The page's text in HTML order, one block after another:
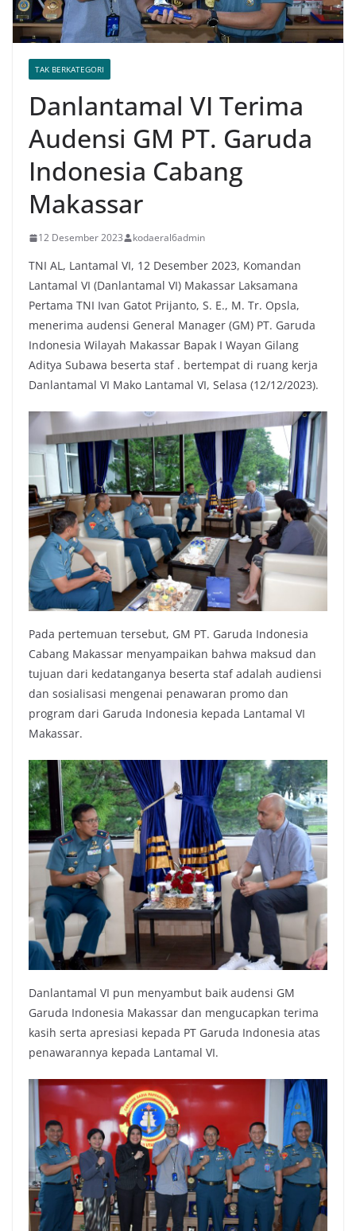
TAK BERKATEGORI
Danlantamal VI Terima
Audensi GM PT. Garuda
Indonesia Cabang
Makassar
12 Desember 2023 kodaeral6admin
TNI AL, Lantamal VI, 12 Desember 2023, Komandan
Lantamal VI (Danlantamal VI) Makassar Laksamana
Pertama TNI Ivan Gatot Prijanto, S. E., M. Tr. Opsla,
menerima audensi General Manager (GM) PT. Garuda
Indonesia Wilayah Makassar Bapak I Wayan Gilang
Aditya Subawa beserta staf . bertempat di ruang kerja
Danlantamal VI Mako Lantamal VI, Selasa (12/12/2023).
Pada pertemuan tersebut, GM PT. Garuda Indonesia
Cabang Makassar menyampaikan bahwa maksud dan
tujuan dari kedatanganya beserta staf adalah audiensi
dan sosialisasi mengenai penawaran promo dan
program dari Garuda Indonesia kepada Lantamal VI
Makassar.
Danlantamal VI pun menyambut baik audensi GM
Garuda Indonesia Makassar dan mengucapkan terima
kasih serta apresiasi kepada PT Garuda Indonesia atas
penawarannya kepada Lantamal VI.